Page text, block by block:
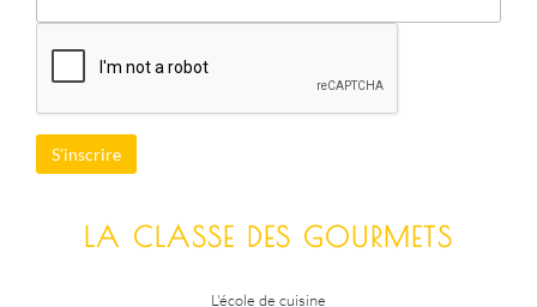
LA CLASSE DES GOURMETS
L'école de cuisine